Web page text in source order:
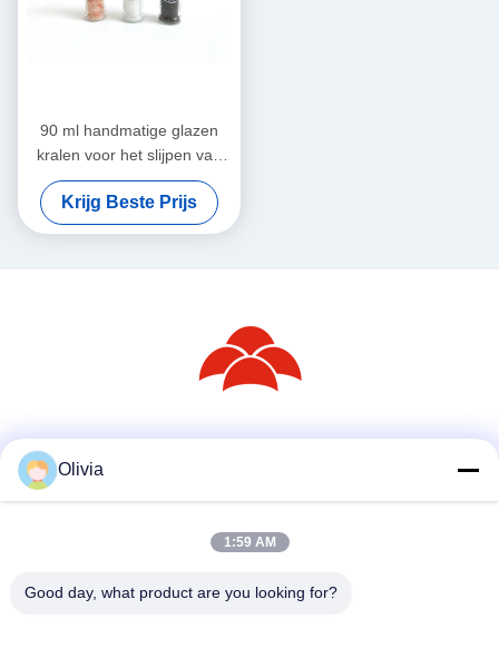
90 ml handmatige glazen
kralen voor het slijpen van
potglas
Krijg Beste Prijs
Snel contact
Telefoon
Olivia
1:59 AM
Good day, what product are you looking for?